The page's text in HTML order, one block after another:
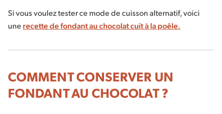
Si vous voulez tester ce mode de cuisson alternatif, voici
une recette de fondant au chocolat cuit à la poêle.
COMMENT CONSERVER UN
FONDANT AU CHOCOLAT ?